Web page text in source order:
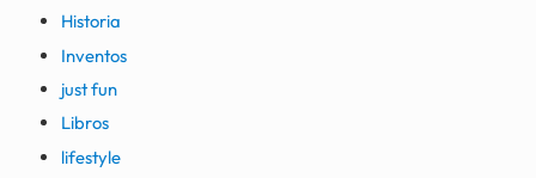
Historia
Inventos
just fun
Libros
lifestyle